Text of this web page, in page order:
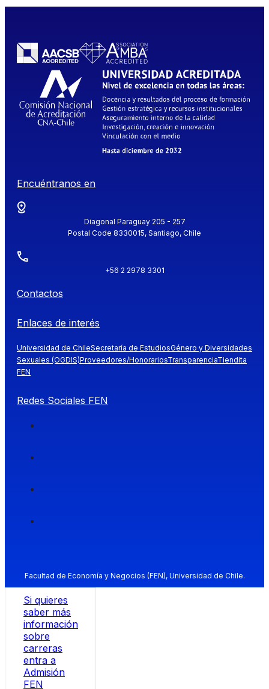
Encuéntranos en
Diagonal Paraguay 205 - 257
Postal Code 8330015, Santiago, Chile
+56 2 2978 3301
Contactos
Enlaces de interés
Universidad de ChileSecretaría de EstudiosGénero y Diversidades
Sexuales (OGDIS)Proveedores/HonorariosTransparenciaTiendita
FEN
Redes Sociales FEN
Facultad de Economía y Negocios (FEN), Universidad de Chile.
Si quieres
saber más
información
sobre
carreras
entra a
Admisión
FEN